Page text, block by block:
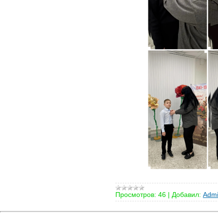
Просмотров: 46 | Добавил: